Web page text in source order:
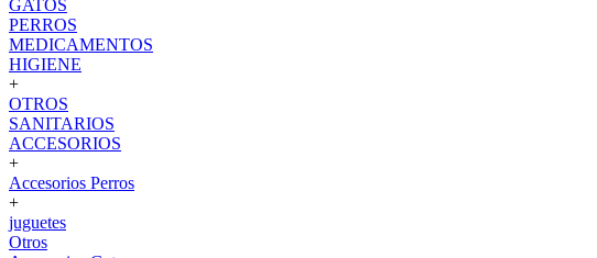
GATOS
PERROS
MEDICAMENTOS
HIGIENE
+
OTROS
SANITARIOS
ACCESORIOS
+
Accesorios Perros
+
juguetes
Otros